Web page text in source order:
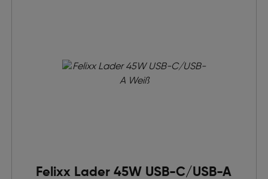
Felixx Lader 45W USB-C/USB-A